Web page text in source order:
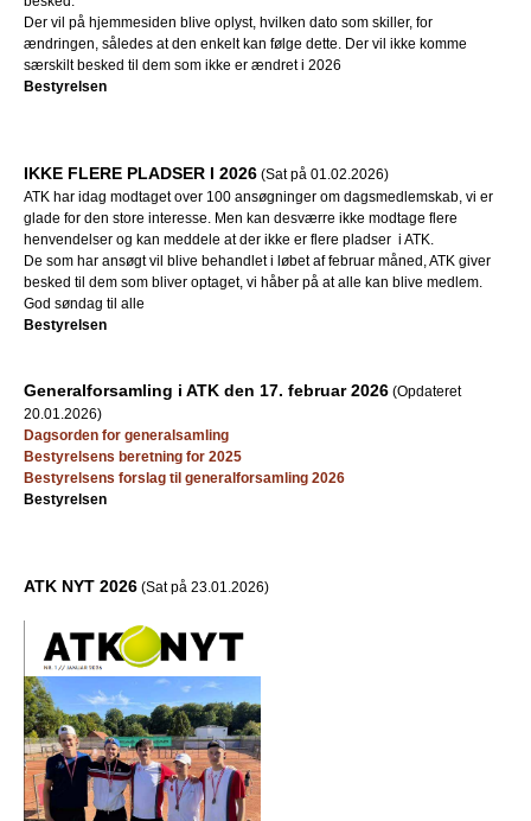
Der vil på hjemmesiden blive oplyst, hvilken dato som skiller, for
ændringen, således at den enkelt kan følge dette. Der vil ikke komme
særskilt besked til dem som ikke er ændret i 2026
Bestyrelsen
IKKE FLERE PLADSER I 2026 (Sat på 01.02.2026)
ATK har idag modtaget over 100 ansøgninger om dagsmedlemskab, vi er
glade for den store interesse. Men kan desværre ikke modtage flere
henvendelser og kan meddele at der ikke er flere pladser i ATK.
De som har ansøgt vil blive behandlet i løbet af februar måned, ATK giver
besked til dem som bliver optaget, vi håber på at alle kan blive medlem.
God søndag til alle
Bestyrelsen
Generalforsamling i ATK den 17. februar 2026 (Opdateret
20.01.2026)
Dagsorden for generalsamling
Bestyrelsens beretning for 2025
Bestyrelsens forslag til generalforsamling 2026
Bestyrelsen
ATK NYT 2026 (Sat på 23.01.2026)